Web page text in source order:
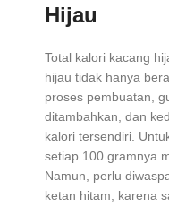
Hijau
Total kalori kacang
hijau tidak hanya
proses pembuatan,
ditambahkan, dan
kalori tersendiri.
setiap 100 gramnya
Namun, perlu
ketan hitam, karena